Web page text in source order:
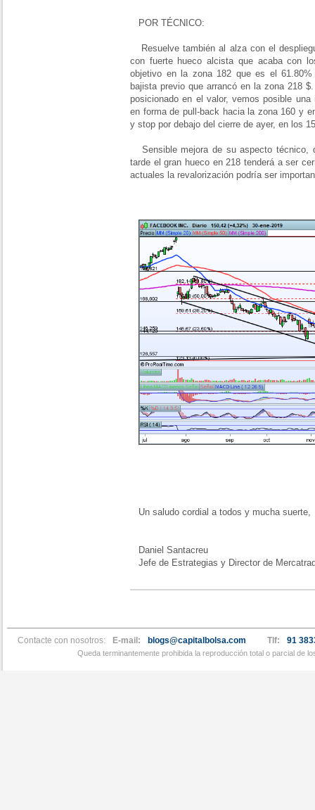
POR TÉCNICO:
Resuelve también al alza con el
con fuerte hueco alcista que acaba con
objetivo en la zona 182 que es el
bajista previo que arrancó en la zona 218
posicionado en el valor, vemos posible una
en forma de pull-back hacia la zona 160 y
y stop por debajo del cierre de ayer, en los
Sensible mejora de su aspecto técnico,
tarde el gran hueco en 218 tenderá a ser
actuales la revalorización podría ser
Un saludo cordial a todos y mucha suerte,
Daniel Santacreu
Jefe de Estrategias y Director de
Contacte con nosotros: E-mail: blogs@capitalbolsa.com Tlf: 91
Queda terminantemente prohibida la reproducción total o parcial de